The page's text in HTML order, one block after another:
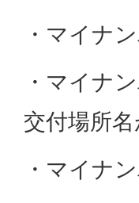
・マイナ
・マイナ
交付場所
・マイナ